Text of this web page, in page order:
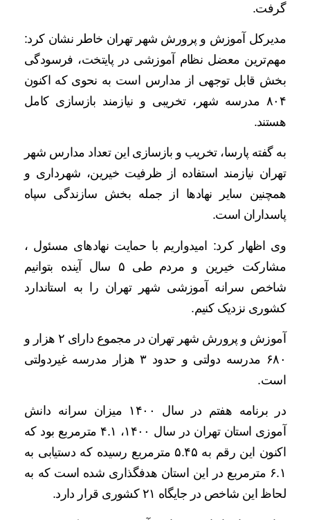
گرفت.
مدیرکل آموزش و پرورش شهر تهران خاطر نشان کرد:
مهم‌ترین معضل نظام آموزشی در پایتخت، فرسودگی
بخش قابل توجهی از مدارس است به نحوی که اکنون
۸۰۴ مدرسه شهر، تخریبی و نیازمند بازسازی کامل
هستند.
به گفته پارسا، تخریب و بازسازی این تعداد مدارس شهر
تهران نیازمند استفاده از ظرفیت خیرین، شهرداری و
همچنین سایر نهادها از جمله بخش سازندگی سپاه
پاسداران است.
وی اظهار کرد: امیدواریم با حمایت نهادهای مسئول ،
مشارکت خیرین و مردم طی ۵ سال‌ آینده بتوانیم
شاخص سرانه آموزشی شهر تهران را به استاندارد
کشوری نزدیک کنیم.
آموزش و پرورش شهر تهران در مجموع دارای ۲ هزار و
۶۸۰ مدرسه دولتی و حدود ۳ هزار مدرسه غیردولتی
است.
در برنامه هفتم در سال ۱۴۰۰ میزان سرانه دانش
آموزی استان تهران در سال ۱۴۰۰، ۴.۱ مترمربع بود که
اکنون این رقم به ۵.۴۵ مترمربع رسیده که دستیابی به
۶.۱ مترمربع در این استان هدفگذاری شده است که به
لحاظ این شاخص در جایگاه ۲۱ کشوری قرار دارد.